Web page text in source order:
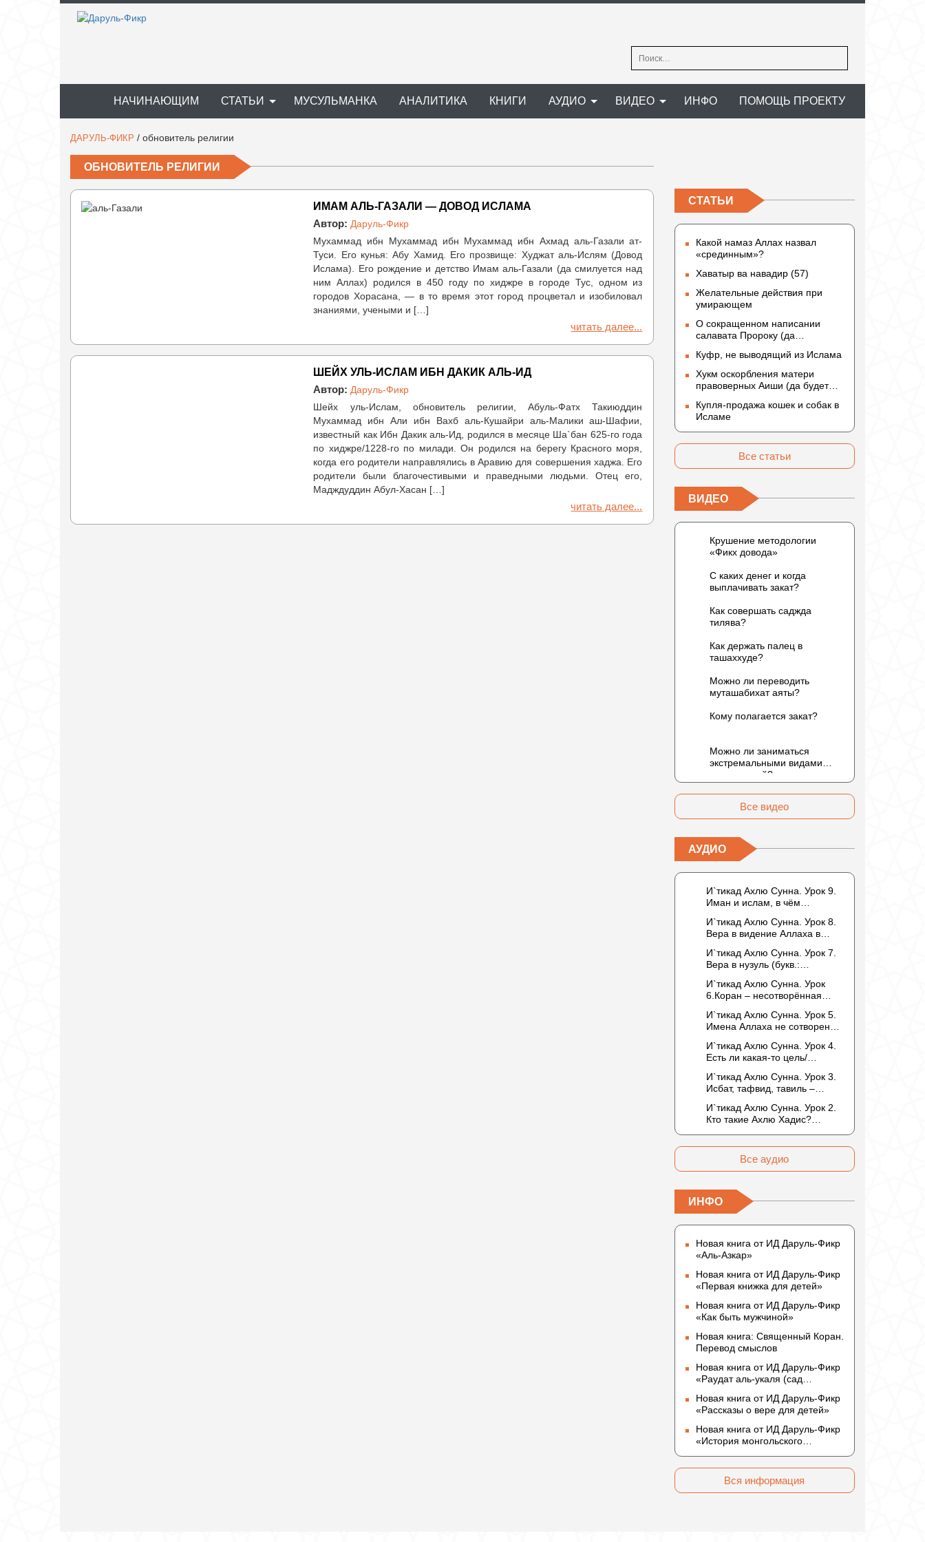
Найти:
НАЧИНАЮЩИМ СТАТЬИ МУСУЛЬМАНКА АНАЛИТИКА КНИГИ АУДИО ВИДЕО ИНФО ПОМОЩЬ ПРОЕКТУ
ДАРУЛЬ-ФИКР / обновитель религии
ОБНОВИТЕЛЬ РЕЛИГИИ
ИМАМ АЛЬ-ГАЗАЛИ — ДОВОД ИСЛАМА
Автор: Даруль-Фикр
Мухаммад ибн Мухаммад ибн Мухаммад ибн Ахмад аль-Газали ат-
Туси. Его кунья: Абу Хамид. Его прозвище: Худжат аль-Ислям (Довод
Ислама). Его рождение и детство Имам аль-Газали (да смилуется над
ним Аллах) родился в 450 году по хиджре в городе Тус, одном из
городов Хорасана, — в то время этот город процветал и изобиловал
знаниями, учеными и […]
читать далее...
ШЕЙХ УЛЬ-ИСЛАМ ИБН ДАКИК АЛЬ-ИД
Автор: Даруль-Фикр
Шейх уль-Ислам, обновитель религии, Абуль-Фатх Такиюддин
Мухаммад ибн Али ибн Вахб аль-Кушайри аль-Малики аш-Шафии,
известный как Ибн Дакик аль-Ид, родился в месяце Ша`бан 625-го года
по хиджре/1228-го по милади. Он родился на берегу Красного моря,
когда его родители направлялись в Аравию для совершения хаджа. Его
родители были благочестивыми и праведными людьми. Отец его,
Мадждуддин Абул-Хасан […]
читать далее...
СТАТЬИ
Какой намаз Аллах назвал
«срединным»?
Хаватыр ва навадир (57)
Желательные действия при
умирающем
О сокращенном написании
салавата Пророку (да
приветствует)
Куфр, не выводящий из Ислама
Хукм оскорбления матери
правоверных Аиши (да будет
Купля-продажа кошек и собак в
Исламе
Все статьи
ВИДЕО
Крушение методологии
«Фикх довода»
С каких денег и когда
выплачивать закат?
Как совершать саджда
тилява?
Как держать палец в
ташаххуде?
Можно ли переводить
муташабихат аяты?
Кому полагается закат?
Можно ли заниматься
экстремальными видами
развлечений?
Все видео
АУДИО
И`тикад Ахлю Сунна. Урок 9.
Иман и ислам, в чём
то обитателем Рая или Ада?
И`тикад Ахлю Сунна. Урок 8.
Вера в видение Аллаха в
Отрицание телесности Абу
Бакром аль-Исмаили.
Отрицание телесности в
книге Усмана ибн Саида ад-
Дарими. Иман – это слова,
дела и познание
И`тикад Ахлю Сунна. Урок 7.
Вера в нузуль (букв.:
Усмана ибн Саида ад-Дарими
о нузуле. Считал ли ад-
Дарими, что Аллах
описывается физическим
И`тикад Ахлю Сунна. Урок
6.Коран – несотворённая
Корана сотворено?
Предопределение судьбы
И`тикад Ахлю Сунна. Урок 5.
Имена Аллаха не сотворены.
сифатов. Описание Аллаха
сифатом «вадж» (букв.: лик)
И`тикад Ахлю Сунна. Урок 4.
Есть ли какая-то цель/
Всевышнего? Можно ли
отрицать в отношении Аллаха
недостатки, отрицание
которых не пришло в Коране
и Сунне? Концепция ибн
И`тикад Ахлю Сунна. Урок 3.
Исбат, тафвид, тавиль –
муташабихат. Можно ли
переводить сифаты аль-
хабария на русский язык? Что
означает утверждение
сифата «биля кейфа» (без
образа)?
И`тикад Ахлю Сунна. Урок 2.
Кто такие Ахлю Хадис?
Атрибутов Всевышнего
Все аудио
ИНФО
Новая книга от ИД Даруль-Фикр
«Аль-Азкар»
Новая книга от ИД Даруль-Фикр
«Первая книжка для детей»
Новая книга от ИД Даруль-Фикр
«Как быть мужчиной»
Новая книга: Священный Коран.
Перевод смыслов
Новая книга от ИД Даруль-Фикр
«Раудат аль-укаля (cад
благородных)»
Новая книга от ИД Даруль-Фикр
«Рассказы о вере для детей»
Новая книга от ИД Даруль-Фикр
«История монгольского
Вся информация